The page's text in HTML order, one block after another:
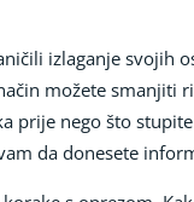
izlaganje svojih
možete smanjiti
prije nego što
da donesete